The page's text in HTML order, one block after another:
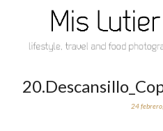
24